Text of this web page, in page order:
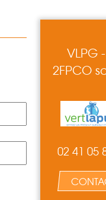
VLPG
2FPCO
02 41 05